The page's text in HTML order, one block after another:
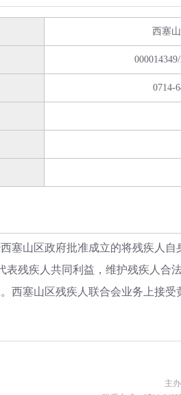
西塞
0714-
塞山区政府批准成立的将残疾人
表残疾人共同利益，维护残疾人
西塞山区残疾人联合会业务上接
主